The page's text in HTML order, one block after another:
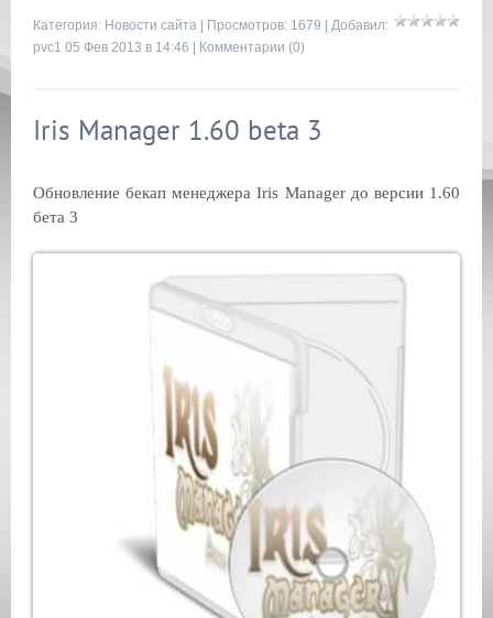
Категория: Новости сайта | Просмотров: 1679 | Добавил:
pvc1 05 Фев 2013 в 14:46 | Комментарии (0)
Iris Manager 1.60 beta 3
Обновление бекап менеджера Iris Manager до версии 1.60
бета 3